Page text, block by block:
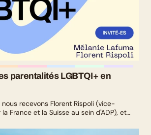
parentalités LGBTQI+ en
recevons Florent Rispoli (vice-
France et la Suisse au sein d'ADP), et
LGBTQ+.